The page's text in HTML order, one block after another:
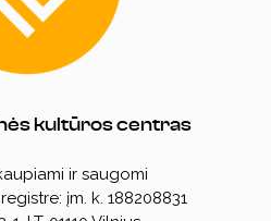
kultūros centras
ir saugomi
įm. k. 188208831